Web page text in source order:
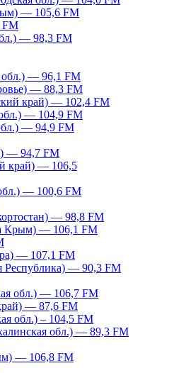
— 105,6 FM
— 98,3 FM
обл.) — 96,1 FM
— 88,3 FM
край) — 102,4 FM
— 104,9 FM
— 94,9 FM
— 94,7 FM
край) — 106,5
— 100,6 FM
— 98,8 FM
Крым) — 106,1 FM
— 107,1 FM
Республика) — 90,3 FM
обл.) — 106,7 FM
— 87,6 FM
обл.) – 104,5 FM
обл.) — 89,3 FM
— 106,8 FM